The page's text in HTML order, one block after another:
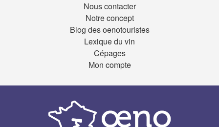
Nous contacter
Notre concept
Blog des oenotouristes
Lexique du vin
Cépages
Mon compte